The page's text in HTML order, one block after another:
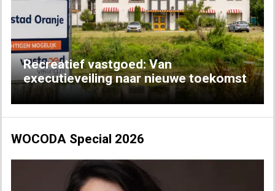
Recreatief vastgoed: Van
executieveiling naar nieuwe toekomst
Next
WOCODA Special 2026